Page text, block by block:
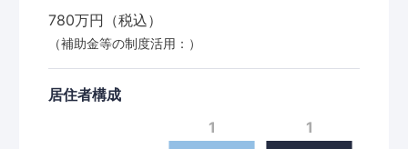
780万円（税込）
（補助金等の制度活用：）
居住者構成